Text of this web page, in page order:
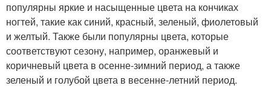
популярны яркие и насыщенные цвета на кончиках
ногтей, такие как синий, красный, зеленый, фиолетовый
и желтый. Также были популярны цвета, которые
соответствуют сезону, например, оранжевый и
коричневый цвета в осенне-зимний период, а также
зеленый и голубой цвета в весенне-летний период.